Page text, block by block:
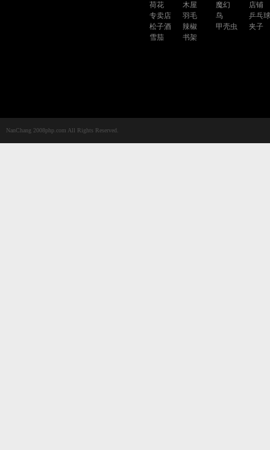
荷花
木屋 魔幻
店铺
专卖店
羽毛 鸟
乒乓球
松子酒
辣椒 甲壳虫
夹子
雪茄
书架
NanChang 2008php.com All Rights Reserved.